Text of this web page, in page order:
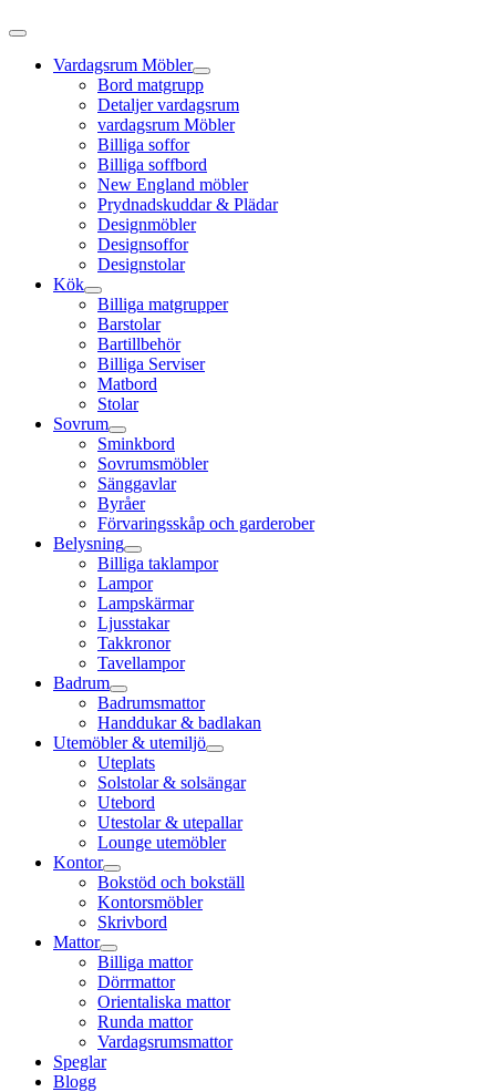
Vardagsrum Möbler
Bord matgrupp
Detaljer vardagsrum
vardagsrum Möbler
Billiga soffor
Billiga soffbord
New England möbler
Prydnadskuddar & Plädar
Designmöbler
Designsoffor
Designstolar
Kök
Billiga matgrupper
Barstolar
Bartillbehör
Billiga Serviser
Matbord
Stolar
Sovrum
Sminkbord
Sovrumsmöbler
Sänggavlar
Byråer
Förvaringsskåp och garderober
Belysning
Billiga taklampor
Lampor
Lampskärmar
Ljusstakar
Takkronor
Tavellampor
Badrum
Badrumsmattor
Handdukar & badlakan
Utemöbler & utemiljö
Uteplats
Solstolar & solsängar
Utebord
Utestolar & utepallar
Lounge utemöbler
Kontor
Bokstöd och bokställ
Kontorsmöbler
Skrivbord
Mattor
Billiga mattor
Dörrmattor
Orientaliska mattor
Runda mattor
Vardagsrumsmattor
Speglar
Blogg